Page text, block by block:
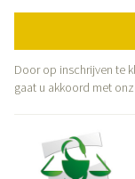
Door op inschrijven te
gaat u akkoord met